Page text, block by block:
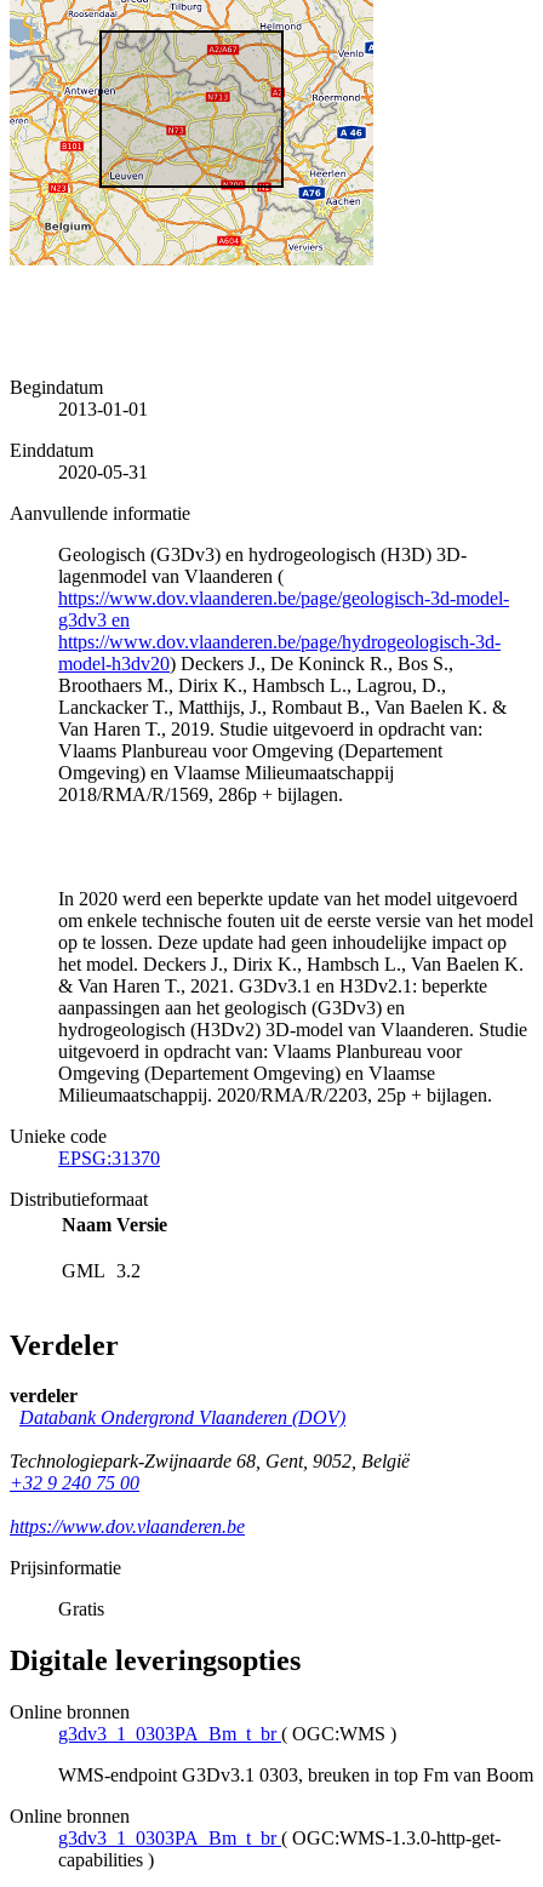
Begindatum
2013-01-01
Einddatum
2020-05-31
Aanvullende informatie
Geologisch (G3Dv3) en hydrogeologisch (H3D) 3D-
lagenmodel van Vlaanderen (
https://www.dov.vlaanderen.be/page/geologisch-3d-model-
g3dv3 en
https://www.dov.vlaanderen.be/page/hydrogeologisch-3d-
model-h3dv20) Deckers J., De Koninck R., Bos S.,
Broothaers M., Dirix K., Hambsch L., Lagrou, D.,
Lanckacker T., Matthijs, J., Rombaut B., Van Baelen K. &
Van Haren T., 2019. Studie uitgevoerd in opdracht van:
Vlaams Planbureau voor Omgeving (Departement
Omgeving) en Vlaamse Milieumaatschappij
2018/RMA/R/1569, 286p + bijlagen.
In 2020 werd een beperkte update van het model uitgevoerd
om enkele technische fouten uit de eerste versie van het model
op te lossen. Deze update had geen inhoudelijke impact op
het model. Deckers J., Dirix K., Hambsch L., Van Baelen K.
& Van Haren T., 2021. G3Dv3.1 en H3Dv2.1: beperkte
aanpassingen aan het geologisch (G3Dv3) en
hydrogeologisch (H3Dv2) 3D-model van Vlaanderen. Studie
uitgevoerd in opdracht van: Vlaams Planbureau voor
Omgeving (Departement Omgeving) en Vlaamse
Milieumaatschappij. 2020/RMA/R/2203, 25p + bijlagen.
Unieke code
EPSG:31370
Distributieformaat
Naam Versie
GML 3.2
Verdeler
verdeler
Databank Ondergrond Vlaanderen (DOV)
Technologiepark-Zwijnaarde 68, Gent, 9052, België
+32 9 240 75 00
https://www.dov.vlaanderen.be
Prijsinformatie
Gratis
Digitale leveringsopties
Online bronnen
g3dv3_1_0303PA_Bm_t_br ( OGC:WMS )
WMS-endpoint G3Dv3.1 0303, breuken in top Fm van Boom
Online bronnen
g3dv3_1_0303PA_Bm_t_br ( OGC:WMS-1.3.0-http-get-
capabilities )